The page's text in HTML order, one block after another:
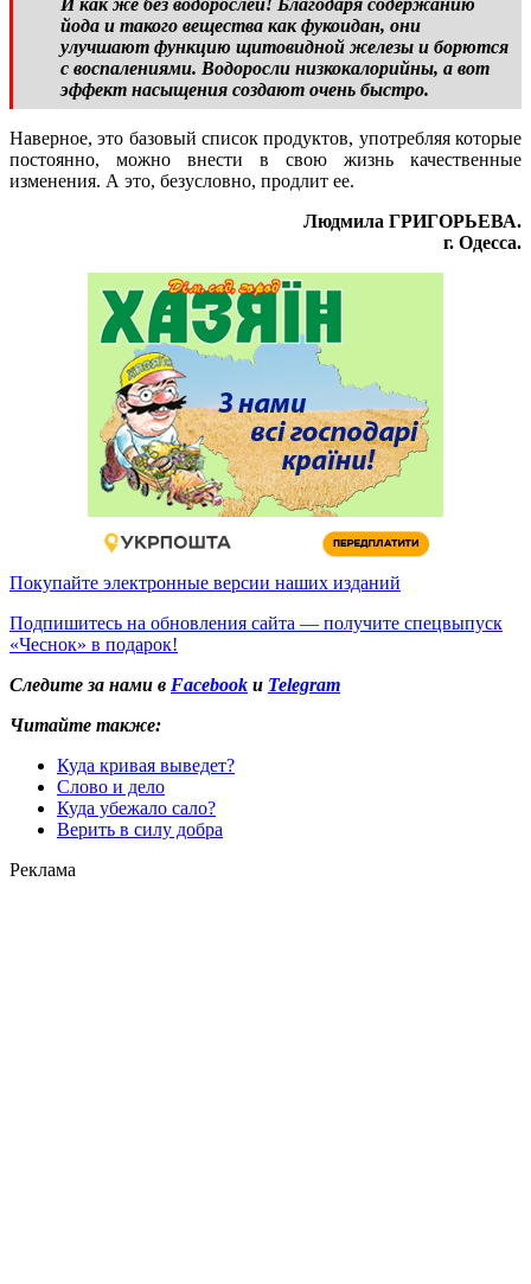
йода и такого вещества как фукоидан, они
улучшают функцию щитовидной железы и борются
с воспалениями. Водоросли низкокалорийны, а вот
эффект насыщения создают очень быстро.
Наверное, это базовый список продуктов, употребляя которые
постоянно, можно внести в свою жизнь качественные
изменения. А это, безусловно, продлит ее.
Людмила ГРИГОРЬЕВА.
г. Одесса.
Покупайте электронные версии наших изданий
Подпишитесь на обновления сайта — получите спецвыпуск
«Чеснок» в подарок!
Следите за нами в Facebook и Telegram
Читайте также:
Куда кривая выведет?
Слово и дело
Куда убежало сало?
Верить в силу добра
Реклама